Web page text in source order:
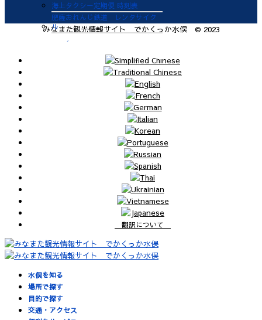
海上タクシー定期便 時刻表
肥薩おれんじ鉄道 レンタサイク
ル
みなまた観光情報サイト でかくっか水俣 © 2023
翻訳について
水俣を知る
場所で探す
目的で探す
交通・アクセス